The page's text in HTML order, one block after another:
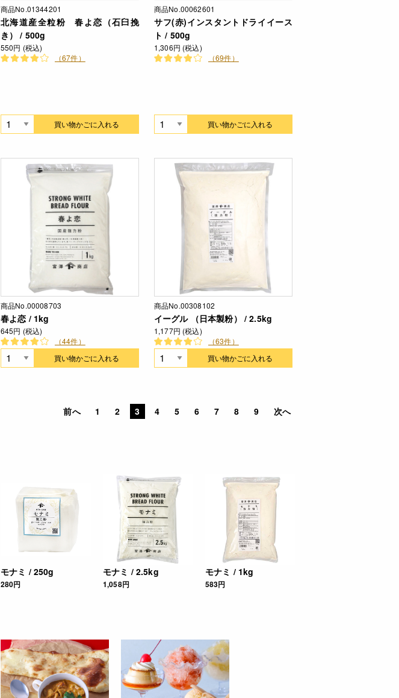
商品No.01344201
北海道産全粒粉 春よ恋（石臼挽
き） / 500g
550円 (税込)
（67件）
買い物かごに入れる
商品No.00062601
サフ(赤)インスタントドライイース
ト / 500g
1,306円 (税込)
（69件）
買い物かごに入れる
商品No.00008703
春よ恋 / 1kg
645円 (税込)
（44件）
買い物かごに入れる
商品No.00308102
イーグル （日本製粉） / 2.5kg
1,177円 (税込)
（63件）
買い物かごに入れる
前へ 1 2 3 4 5 6 7 8 9 次へ
モナミ / 250g
280円
モナミ / 2.5kg
1,058円
モナミ / 1kg
583円